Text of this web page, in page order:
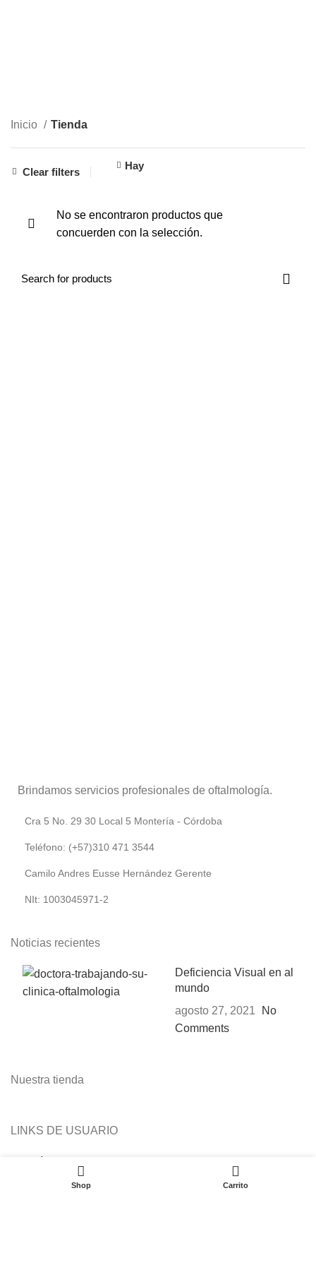
Inicio Tienda
Clear filters
Hay
No se encontraron productos que
concuerden con la selección.
Brindamos servicios profesionales de oftalmología.
Cra 5 No. 29 30 Local 5 Montería - Córdoba
Teléfono: (+57)310 471 3544
Camilo Andres Eusse Hernández Gerente
NIt: 1003045971-2
Noticias recientes
Deficiencia Visual en al
mundo
agosto 27, 2021
No
Comments
Nuestra tienda
LINKS DE USUARIO
Shop Carrito